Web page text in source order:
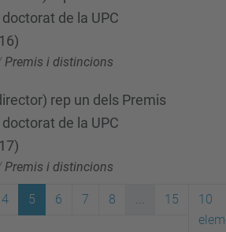
de la UPC
Premis i distincions
rep un dels Premis
de la UPC
Premis i distincions
4 5 6 7 8 ... 15
10